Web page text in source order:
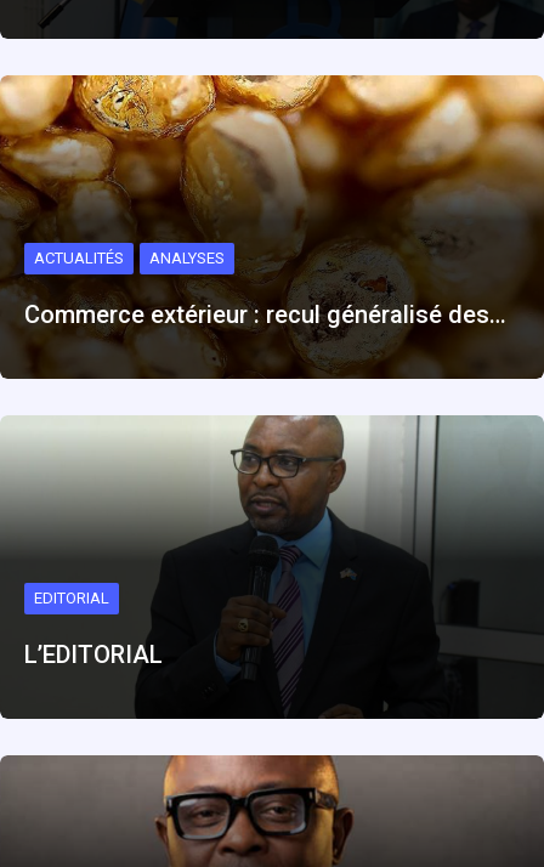
ACTUALITÉS ANALYSES
Commerce extérieur : recul généralisé des…
EDITORIAL
L’EDITORIAL